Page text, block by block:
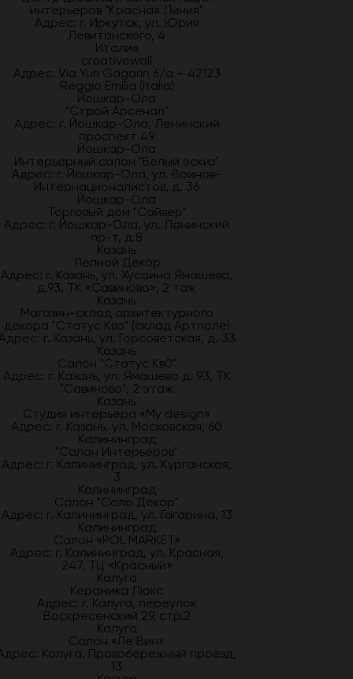
интерьеров "Красная Линия"
Адрес: г. Иркутск, ул. Юрия
Левитанского, 4
Италия
creativewall
Адрес: Via Yuri Gagarin 6/a – 42123
Reggio Emilia (Italia)
Йошкар-Ола
"Строй Арсенал"
Адрес: г. Йошкар-Ола, Ленинский
проспект 49
Йошкар-Ола
Интерьерный салон "Белый эскиз"
Адрес: г. Йошкар-Ола, ул. Воинов-
Интернационалистов, д. 36
Йошкар-Ола
Торговый дом "Сайвер"
Адрес: г. Йошкар-Ола, ул. Ленинский
пр-т, д.8
Казань
Лепной Декор
Адрес: г. Казань, ул. Хусаина Ямашева,
д.93, ТК «Савиново», 2 таж
Казань
Магазин-склад архитектурного
декора "Статус Кво" (склад Артполе)
г. Казань, ул. Горсоветская, д. 33
Казань
Салон "Статус Кв0"
Адрес: г. Казань, ул. Ямашева д. 93, ТК
"Савиново", 2 этаж
Казань
Студия интерьера «My design»
Адрес: г. Казань, ул. Московская, 60
Калининград
"Салон Интерьеров"
Адрес: г. Калининград, ул. Курганская,
3
Калининград
Салон "Соло Декор"
Адрес: г. Калининград, ул. Гагарина, 13
Калининград
Салон «POL MARKET»
Адрес: г. Калининград, ул. Красная,
247, ТЦ «Красный»
Калуга
Керамика Люкс
Адрес: г. Калуга, переулок
Воскресенский 29, стр.2
Калуга
Салон «Ле Вин»
Калуга, Правобережный проезд,
13